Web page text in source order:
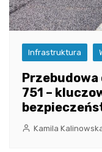
Infrastruktura
751 –
Kamila